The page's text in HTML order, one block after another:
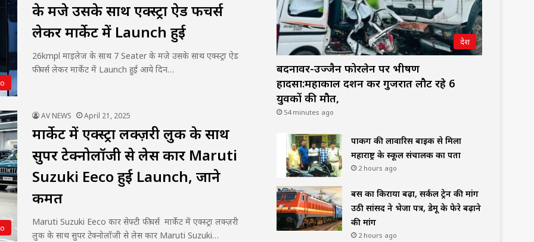
के मजे उसके साथ एक्स्ट्रा ऐड फीचर्स
लेकर मार्केट में Launch हुई
26kmpl माइलेज के साथ 7 Seater के मजे उसके साथ एक्स्ट्रा ऐड
फीचर्स लेकर मार्केट में Launch हुई आये दिन…
AV NEWS April 21, 2025
मार्केट में एक्स्ट्रा लक्ज़री लुक के साथ
सुपर टेक्नोलॉजी से लेस कार Maruti
Suzuki Eeco हुई Launch, जाने
कीमत
Maruti Suzuki Eeco कार सेफ्टी फीचर्स मार्केट में एक्स्ट्रा लक्ज़री
लुक के साथ सुपर टेक्नोलॉजी से लेस कार Maruti Suzuki…
देश
बदनावर-उज्जैन फोरलेन पर भीषण
हादसा:महाकाल दर्शन कर गुजरात लौट रहे 6
युवकों की मौत,
54 minutes ago
पार्किंग की लावारिस बाइक से मिला
महाराष्ट्र के स्कूल संचालक का पता
2 hours ago
बस का किराया बढ़ा, सर्कल ट्रेन की मांग
उठी सांसद ने भेजा पत्र, डेमू के फेरे बढ़ाने
की मांग
2 hours ago